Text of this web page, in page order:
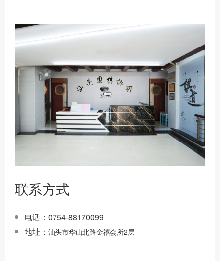
联系方式
电话：0754-88170099
地址： 汕头市华山北路金禧会所2层